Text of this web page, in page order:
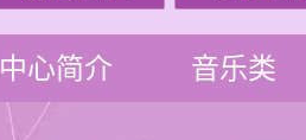
中心简介 音乐类